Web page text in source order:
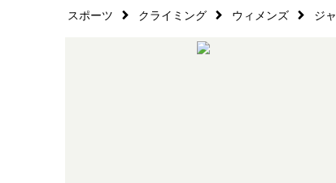
スポーツ クライミング ウィメンズ ジ